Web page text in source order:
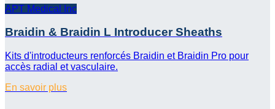
APT Medical Inc
Braidin & Braidin L Introducer Sheaths
Kits d'introducteurs renforcés Braidin et Braidin Pro pour
accès radial et vasculaire.
En savoir plus